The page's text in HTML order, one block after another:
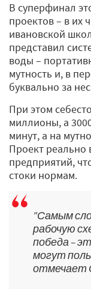
В суперфинал
проектов – в их
ивановской
представил
воды –
мутность и, в
буквально за
При этом
миллионы, а
минут, а на
Проект реально
предприятий,
стоки нормам.
"Самым
рабочую
победа –
могут
отмечает